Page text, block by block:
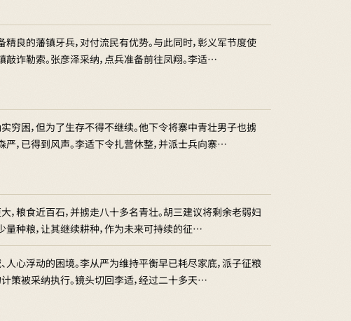
良的藩镇牙兵，对付流民有优势。与此同时，彰义军节度使
诈勒索。张彦泽采纳，点兵准备前往凤翔。李适…
穷困，但为了生存不得不继续。他下令将寨中青壮男子也掳
，已得到风声。李适下令扎营休整，并派士兵向寨…
，粮食近百石，并掳走八十多名青壮。胡三建议将剩余老弱妇
量种粮，让其继续耕种，作为未来可持续的征…
人心浮动的困境。李从严为维持平衡早已耗尽家底，派子征粮
策被采纳执行。镜头切回李适，经过二十多天…